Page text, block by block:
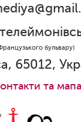
Зайцева
бульвару)
65012,
та мапа